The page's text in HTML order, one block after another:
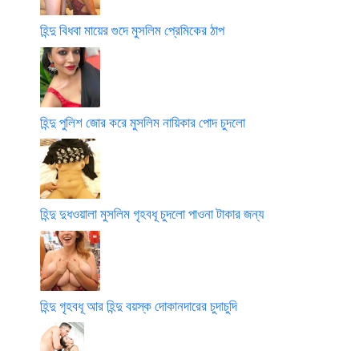
হিন্দু বিধবা মায়ের গুদে মুসলিম প্রেমিকের ঠাপ
হিন্দু পুলিশ জোর করে মুসলিম নায়িকার পোদ চুদলো
হিন্দু দুধওয়ালা মুসলিম গৃহবধূ চুদলো পাওনা টাকার জন্য
হিন্দু গৃহবধূ আর হিন্দু বয়স্ক দোকানদারের চুদাচুদি